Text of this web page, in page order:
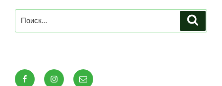
FacebookInstagram
E-